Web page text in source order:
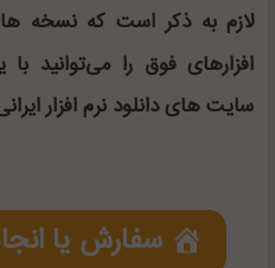
لازم به ذکر است که نسخه
افزارهای فوق را
سایت های دانلود نرم افزار
سفارش یا